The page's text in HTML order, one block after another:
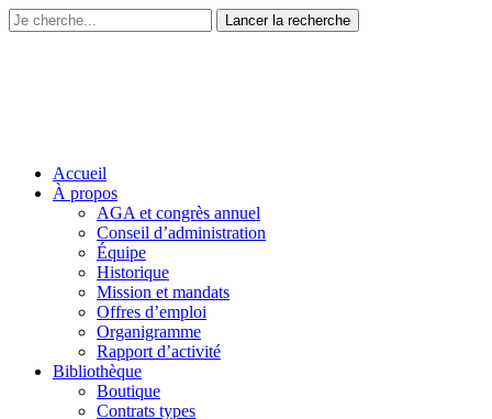
Accueil
À propos
AGA et congrès annuel
Conseil d’administration
Équipe
Historique
Mission et mandats
Offres d’emploi
Organigramme
Rapport d’activité
Bibliothèque
Boutique
Contrats types